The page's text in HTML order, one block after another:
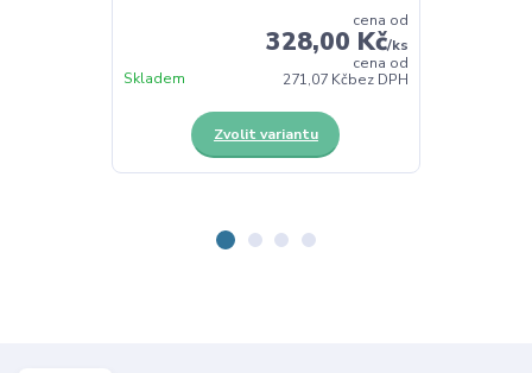
cena od
328,00 Kč/ks
cena od
271,07 Kčbez DPH
Skladem
Zvolit variantu